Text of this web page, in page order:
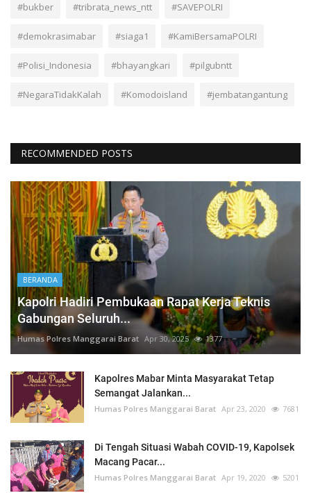
#bukber #tribrata_news_ntt #SAVEPOLRI
#demokrasimabar #siaga1 #KamiBersamaPOLRI
#Polisi_Indonesia #bhayangkari #pilgubntt
#NegaraTidakKalah #Komodoisland #jembatangantung
RECOMMENDED POSTS
BERANDA
Kapolri Hadiri Pembukaan Rapat Kerja Teknis
Gabungan Seluruh...
Humas Polres Manggarai Barat Apr 30, 2025 1377
Kapolres Mabar Minta Masyarakat Tetap
Semangat Jalankan...
Humas Polres Manggarai Barat Apr 23, 2020 7681
Di Tengah Situasi Wabah COVID-19, Kapolsek
Macang Pacar...
Humas Polres Manggarai Barat Apr 19, 2020 5201